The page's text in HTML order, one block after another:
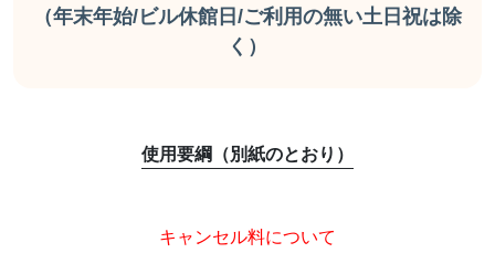
（年末年始/ビル休館日/ご利用の無い土日祝は除
く）
使用要綱（別紙のとおり）
キャンセル料について